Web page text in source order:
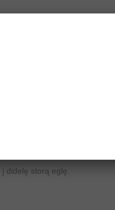
ramiai atėjo ilgai laukta
16 dienų (bilietus pirkau
dienomis, nusipirkti
kuri yra viena iš brangiausių
praleisime 2 savaites, į šalį,
iš žemės iššokstančius
ir jokių miškų! Laukė
oro uosto esančius
didelę storą eglę.